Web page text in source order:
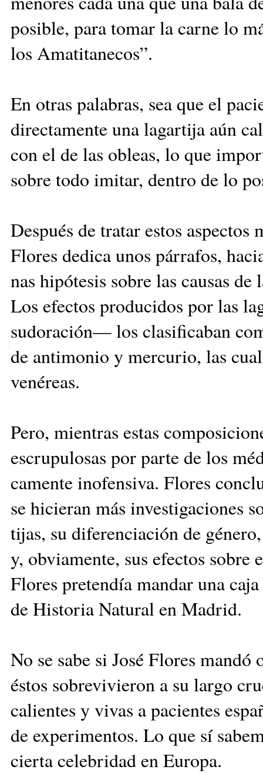
posible, para tomar la carne lo
los Amatitanecos”.
En otras palabras, sea que el
directamente una lagartija aún
con el de las obleas, lo que
sobre todo imitar, dentro de lo
Después de tratar estos
Flores dedica unos párrafos,
nas hipótesis sobre las cau­sas
Los efectos producidos por las
sudoración— los clasificaban
de antimonio y mercurio, las
venéreas.
Pero, mientras estas
escrupulosas por parte de los
camente inofensiva. Flores
se hicieran más investigaciones
tijas, su diferenciación de
y, ob­viamente, sus efectos sobre
Flores pretendía man­dar una
de Historia Natural en Madrid.
No se sabe si José Flores
éstos so­bre­vi­vieron a su largo
calientes y vivas a pacientes
de experi­men­tos. Lo que sí
cierta celebridad en Europa.